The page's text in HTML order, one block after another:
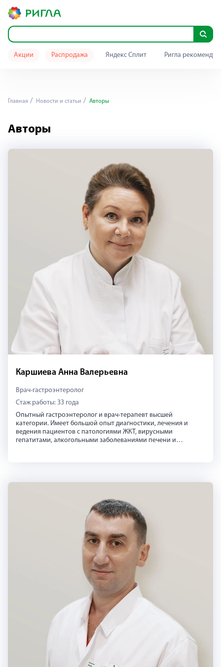
Акции Распродажа Яндекс Сплит Ригла
Главная Новости и статьи Авторы
Авторы
Опытный гастроэнтеролог и врач-терапевт высшей
https://vk.com/atlasclinic
Каршиева Анна Валерьевна
Врач-гастроэнтеролог
Стаж работы: 33 года
Опытный гастроэнтеролог и врач-терапевт высшей
категории. Имеет большой опыт диагностики, лечения и
ведения пациентов с патологиями ЖКТ, вирусными
гепатитами, алкогольными заболеваниями печени и